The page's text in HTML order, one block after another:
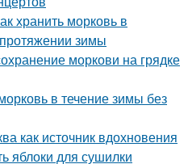
хранить морковь в
зимы
моркови на грядке
в течение зимы без
как источник вдохновения
яблоки для сушилки